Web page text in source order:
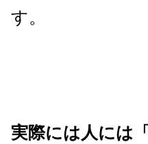
す。
実際には人には